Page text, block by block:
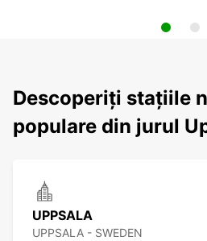
Descoperiți stațiile
populare din jurul
UPPSALA
UPPSALA - SWEDEN